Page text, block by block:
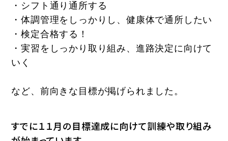
・シフト通り通所する
・体調管理をしっかりし、健康体で通所したい
・検定合格する！
・実習をしっかり取り組み、進路決定に向けて
いく
など、前向きな目標が掲げられました。
すでに１１月の目標達成に向けて訓練や取り組み